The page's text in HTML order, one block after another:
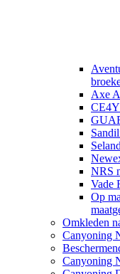
Axe
CE4Y
NRS
Vade
Op
Omkleden
Canyoning
Canyoning